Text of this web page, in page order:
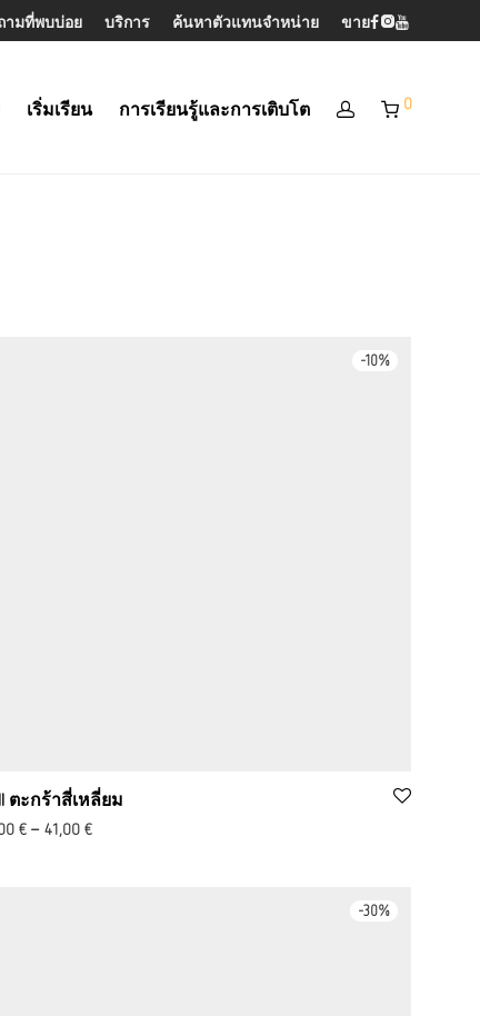
ามที่พบบ่อย บริการ ค้นหาตัวแทนจำหน่าย ขาย
เริ่มเรียน การเรียนรู้และการเติบโต 0
-10%
ตะกร้าสี่เหลี่ยม
€ –41,00€
-30%